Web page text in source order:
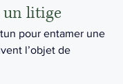
un litige
pour entamer une
l’objet de